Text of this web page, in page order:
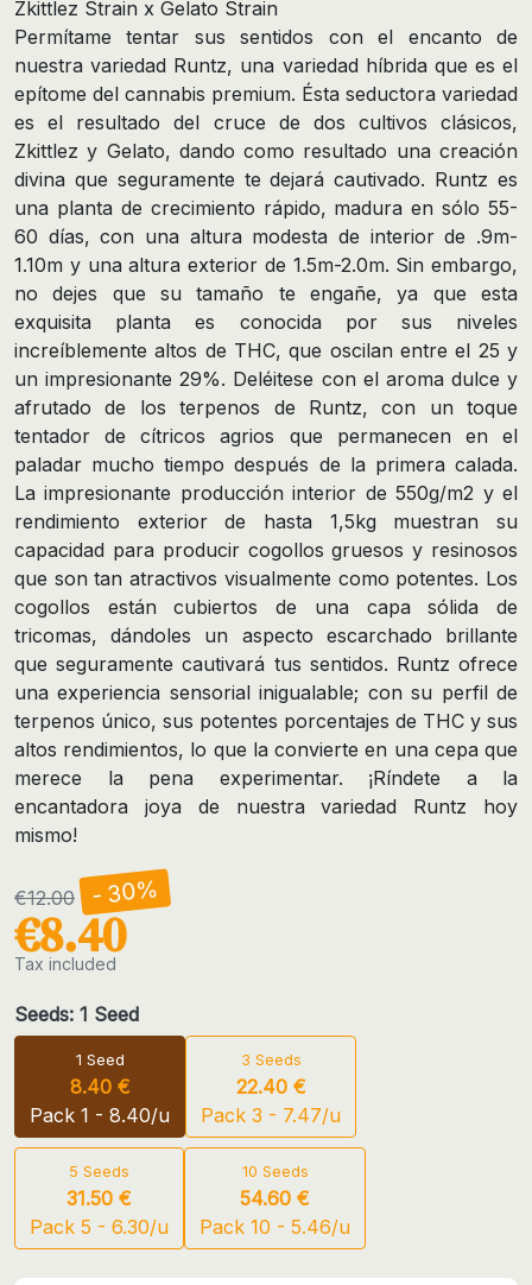
Zkittlez Strain x Gelato Strain
Permítame tentar sus sentidos con el encanto de
nuestra variedad Runtz, una variedad híbrida que es el
epítome del cannabis premium. Ésta seductora variedad
es el resultado del cruce de dos cultivos clásicos,
Zkittlez y Gelato, dando como resultado una creación
divina que seguramente te dejará cautivado. Runtz es
una planta de crecimiento rápido, madura en sólo 55-
60 días, con una altura modesta de interior de .9m-
1.10m y una altura exterior de 1.5m-2.0m. Sin embargo,
no dejes que su tamaño te engañe, ya que esta
exquisita planta es conocida por sus niveles
increíblemente altos de THC, que oscilan entre el 25 y
un impresionante 29%. Deléitese con el aroma dulce y
afrutado de los terpenos de Runtz, con un toque
tentador de cítricos agrios que permanecen en el
paladar mucho tiempo después de la primera calada.
La impresionante producción interior de 550g/m2 y el
rendimiento exterior de hasta 1,5kg muestran su
capacidad para producir cogollos gruesos y resinosos
que son tan atractivos visualmente como potentes. Los
cogollos están cubiertos de una capa sólida de
tricomas, dándoles un aspecto escarchado brillante
que seguramente cautivará tus sentidos. Runtz ofrece
una experiencia sensorial inigualable; con su perfil de
terpenos único, sus potentes porcentajes de THC y sus
altos rendimientos, lo que la convierte en una cepa que
merece la pena experimentar. ¡Ríndete a la
encantadora joya de nuestra variedad Runtz hoy
mismo!
€12.00 - 30%
€8.40
Tax included
Seeds: 1 Seed
1 Seed
8.40 €
Pack 1 - 8.40/u
3 Seeds
22.40 €
Pack 3 - 7.47/u
5 Seeds
31.50 €
Pack 5 - 6.30/u
10 Seeds
54.60 €
Pack 10 - 5.46/u